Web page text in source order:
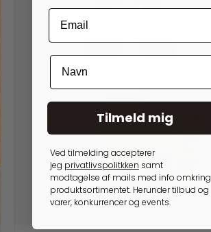
Tilmeld mig
Ved tilmelding accepterer
jeg privatlivspolitkken samt
modtagelse af mails med info omkring
produktsortimentet. Herunder tilbud og
varer, konkurrencer og events.